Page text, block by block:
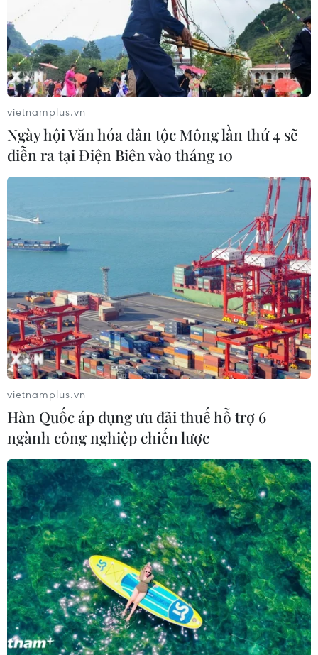
vietnamplus.vn
Ngày hội Văn hóa dân tộc Mông lần thứ 4 sẽ
diễn ra tại Điện Biên vào tháng 10
vietnamplus.vn
Hàn Quốc áp dụng ưu đãi thuế hỗ trợ 6
ngành công nghiệp chiến lược